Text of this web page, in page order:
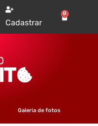
Cadastrar
0
Galeria de fotos